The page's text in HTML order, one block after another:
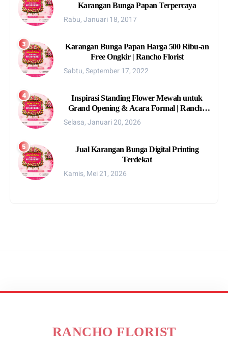
Karangan Bunga Papan Terpercaya
Rabu, Januari 18, 2017
Karangan Bunga Papan Harga 500 Ribu-an
Free Ongkir | Rancho Florist
Sabtu, September 17, 2022
Inspirasi Standing Flower Mewah untuk
Grand Opening & Acara Formal | Rancho
Florist
Selasa, Januari 20, 2026
Jual Karangan Bunga Digital Printing
Terdekat
Kamis, Mei 21, 2026
RANCHO FLORIST